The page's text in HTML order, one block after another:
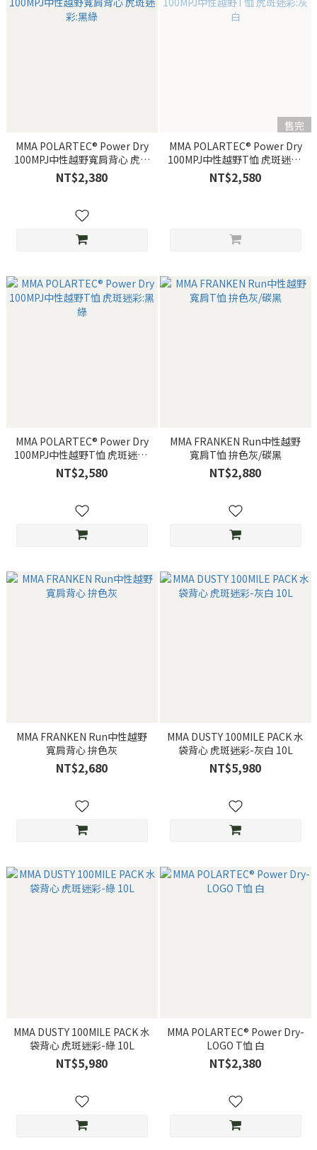
MMA POLARTEC® Power Dry
100MPJ中性越野寬肩背心 虎斑
迷彩:黑綠
NT$2,380
售完
MMA POLARTEC® Power Dry
100MPJ中性越野T恤 虎斑迷彩:
灰白
NT$2,580
MMA POLARTEC® Power Dry
100MPJ中性越野T恤 虎斑迷彩:
黑綠
NT$2,580
MMA FRANKEN Run中性越野
寬肩T恤 拚色灰/碳黑
NT$2,880
MMA FRANKEN Run中性越野
寬肩背心 拚色灰
NT$2,680
MMA DUSTY 100MILE PACK 水
袋背心 虎斑迷彩-灰白 10L
NT$5,980
MMA DUSTY 100MILE PACK 水
袋背心 虎斑迷彩-綠 10L
NT$5,980
MMA POLARTEC® Power Dry-
LOGO T恤 白
NT$2,380